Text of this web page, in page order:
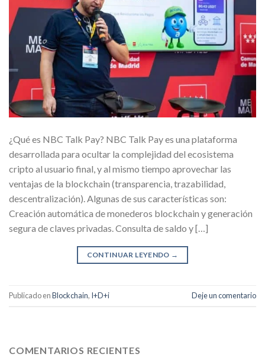
¿Qué es NBC Talk Pay? NBC Talk Pay es una plataforma
desarrollada para ocultar la complejidad del ecosistema
cripto al usuario final, y al mismo tiempo aprovechar las
ventajas de la blockchain (transparencia, trazabilidad,
descentralización). Algunas de sus características son:
Creación automática de monederos blockchain y generación
segura de claves privadas. Consulta de saldo y […]
CONTINUAR LEYENDO →
Publicado enBlockchain, I+D+i Deje un comentario
COMENTARIOS RECIENTES